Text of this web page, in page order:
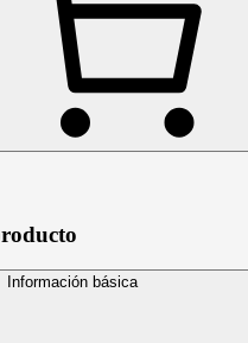
Información básica